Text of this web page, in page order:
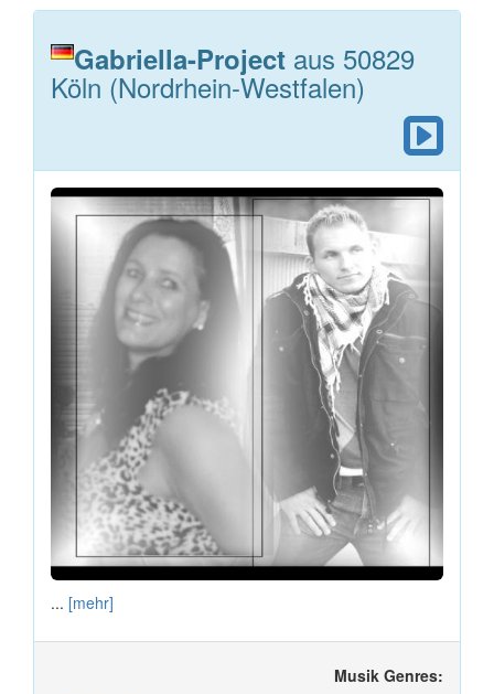
Gabriella-Project aus 50829
Köln (Nordrhein-Westfalen)
... [mehr]
Musik Genres: